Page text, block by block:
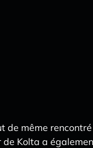
même
Kolta a